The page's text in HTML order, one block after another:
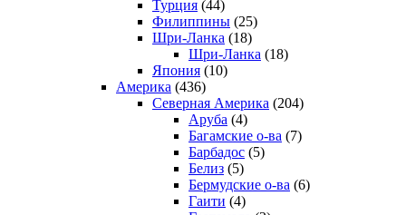
Турция (44)
Филиппины (25)
Шри-Ланка (18)
Шри-Ланка (18)
Япония (10)
Америка (436)
Северная Америка (204)
Аруба (4)
Багамские о-ва (7)
Барбадос (5)
Белиз (5)
Бермудские о-ва (6)
Гаити (4)